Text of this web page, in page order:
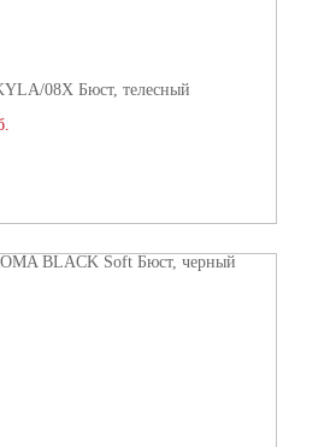
08X Бюст, телесный